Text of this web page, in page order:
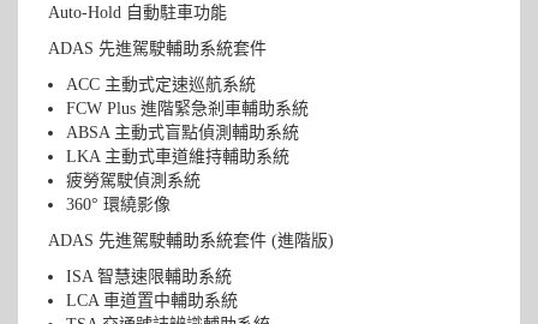
Auto-Hold 自動駐車功能
ADAS 先進駕駛輔助系統套件
ACC 主動式定速巡航系統
FCW Plus 進階緊急剎車輔助系統
ABSA 主動式盲點偵測輔助系統
LKA 主動式車道維持輔助系統
疲勞駕駛偵測系統
360° 環繞影像
ADAS 先進駕駛輔助系統套件 (進階版)
ISA 智慧速限輔助系統
LCA 車道置中輔助系統